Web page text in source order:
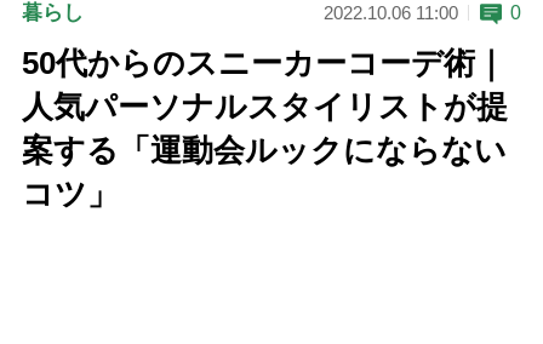
暮らし 2022.10.06 11:00 0
50代からのスニーカーコーデ術｜
人気パーソナルスタイリストが提
案する「運動会ルックにならない
コツ」